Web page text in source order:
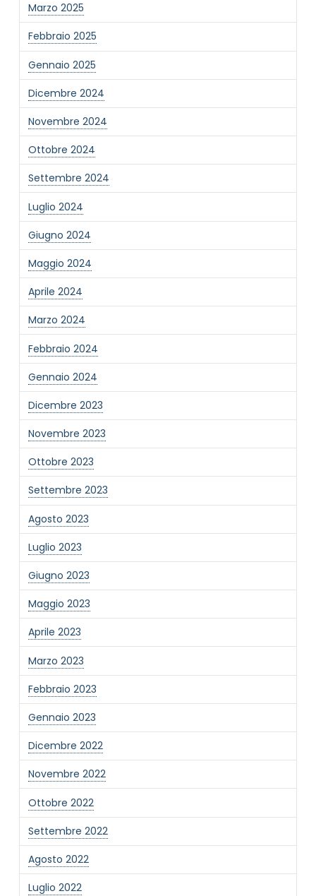
Marzo 2025
Febbraio 2025
Gennaio 2025
Dicembre 2024
Novembre 2024
Ottobre 2024
Settembre 2024
Luglio 2024
Giugno 2024
Maggio 2024
Aprile 2024
Marzo 2024
Febbraio 2024
Gennaio 2024
Dicembre 2023
Novembre 2023
Ottobre 2023
Settembre 2023
Agosto 2023
Luglio 2023
Giugno 2023
Maggio 2023
Aprile 2023
Marzo 2023
Febbraio 2023
Gennaio 2023
Dicembre 2022
Novembre 2022
Ottobre 2022
Settembre 2022
Agosto 2022
Luglio 2022